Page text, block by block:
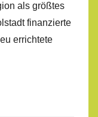
als größtes
finanzierte
errichtete